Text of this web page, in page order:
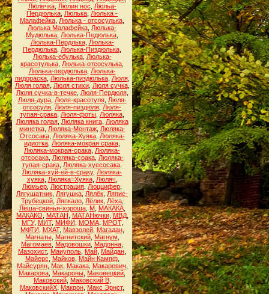
Люлечка, Люлин нос
Люльа-
Пердюлька Люлька Люлька -
Малафейка Люлька - отсосулька
Люлька Малафейка Люлька-
Мудюлька Люлька-Педюлька
Люлька-Пердлька, Люлька-
Пердюлька Люлька-Пиздюлька
Люлька-ебулька, Люлька-
красотулька Люлька-отсосулька
Люлька-пердюлька, Люлька-
пидораска, Люлька-пиздюлька, Люля,
Люля голая, Люля стихи, Люля сучка,
Люля сучка-в-течке, Люля-Пердюля,
Люля-дура, Люля-красотуля, Люля-
отсосуля Люля-пиздюля Люля-
тупая-срака Люля-фоты Люляка
Люляка голая, Люляка книга, Люляка
минетка, Люляка-Монтаж, Люляка-
Отсосака, Люляка-Хуяка, Люляка-
идиотка Люляка-мокрая срака
Люляка-мокрая-срака Люляка-
отсосака, Люляка-срака, Люляка-
тупая-срака Люляка-хуесосака
Люляка-хуй-ей-в-сраку, Люляка-
хуяка, Люляка=Хуяка, Люляч
Люмьер Люстрация Люццифер
Лягушатник Лягушка Лялёк Ляпис-
Трубецкой, Ляпкало, Лёлик, Лёха,
Лёша-свинья-хороша, М, МАКАКА,
МАКАКО
МАТАН МАТАНючки, МВД,
МГУ, МИТ, МИФИ МОМА, МРОТ,
МФТИ
МХАТ, Мавзолей, Магадан,
Магнаты, Магнитский, Магнум
Магомаев Мадовошки Мадонна
Мазохист, Маиуполь Май Майдан
Майерс
Майков, Майн Кампф,
Майсурян, Мак, Макака, Макаревич
Макарова Макароны Маковецкий
Маковский, Маковский В,
МаковскийХ Макрон Макс Эрнст,